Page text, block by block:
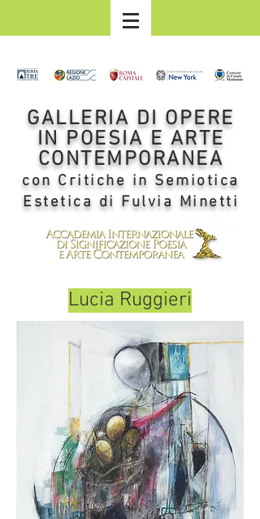
GALLERIA DI OPERE
IN POESIA E ARTE
CONTEMPORANEA
con Critiche in Semiotica
Estetica di Fulvia Minetti
Lucia Ruggieri